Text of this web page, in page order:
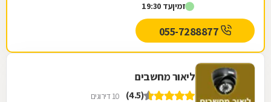
חנויות מחשבים...
זמיןעד 19:30
ליאור מחשבים
(4.5) 10 דירוגים